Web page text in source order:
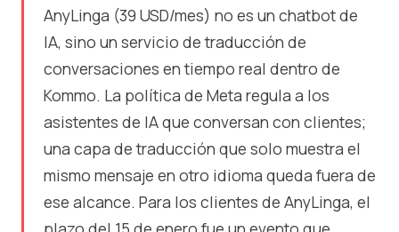
AnyLinga (39 USD/mes) no es un chatbot de
IA, sino un servicio de traducción de
conversaciones en tiempo real dentro de
Kommo. La política de Meta regula a los
asistentes de IA que conversan con clientes;
una capa de traducción que solo muestra el
mismo mensaje en otro idioma queda fuera de
ese alcance. Para los clientes de AnyLinga, el